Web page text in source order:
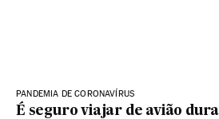
PANDEMIA DE CORONAVÍRUS
É seguro viajar de avião